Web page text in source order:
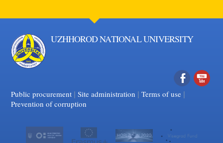
UZHHOROD NATIONAL UNIVERSITY
Facebook
Public procurement | Site administration | Terms of use |
Prevention of corruption